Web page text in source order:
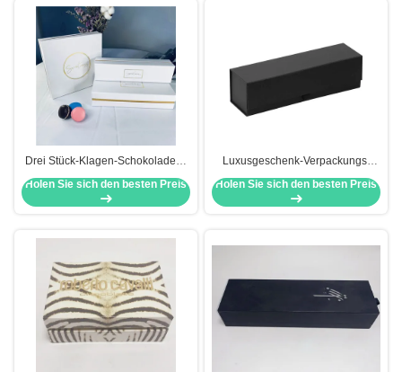
Drei Stück-Klagen-Schokoladen-
Verpackungs-Kästen für das
Imbiss-Verpacken
Holen Sie sich den besten Preis
Luxusgeschenk-Verpackungs-
Kasten-Schwarz-packt einzelne
Wein-Glasverpackung
recyclebares ein
Holen Sie sich den besten Preis